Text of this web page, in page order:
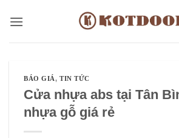
qua
BÁO GIÁ,TIN TỨC
Cửa nhựa abs tại Tân
nhựa gỗ giá rẻ